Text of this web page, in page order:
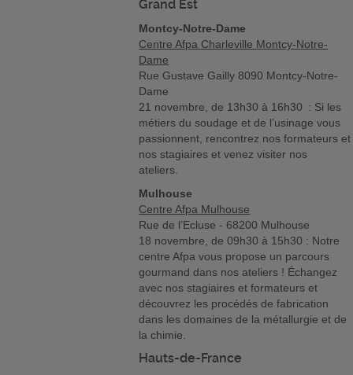
Grand Est
Montcy-Notre-Dame
Centre Afpa Charleville Montcy-Notre-
Dame
Rue Gustave Gailly 8090 Montcy-Notre-
Dame
21 novembre, de 13h30 à 16h30 : Si les
métiers du soudage et de l’usinage vous
passionnent, rencontrez nos formateurs et
nos stagiaires et venez visiter nos
ateliers.
Mulhouse
Centre Afpa Mulhouse
Rue de l’Ecluse - 68200 Mulhouse
18 novembre, de 09h30 à 15h30 : Notre
centre Afpa vous propose un parcours
gourmand dans nos ateliers ! Échangez
avec nos stagiaires et formateurs et
découvrez les procédés de fabrication
dans les domaines de la métallurgie et de
la chimie.
Hauts-de-France